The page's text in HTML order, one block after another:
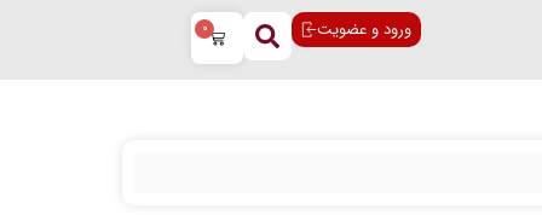
0 ورود و عضویت